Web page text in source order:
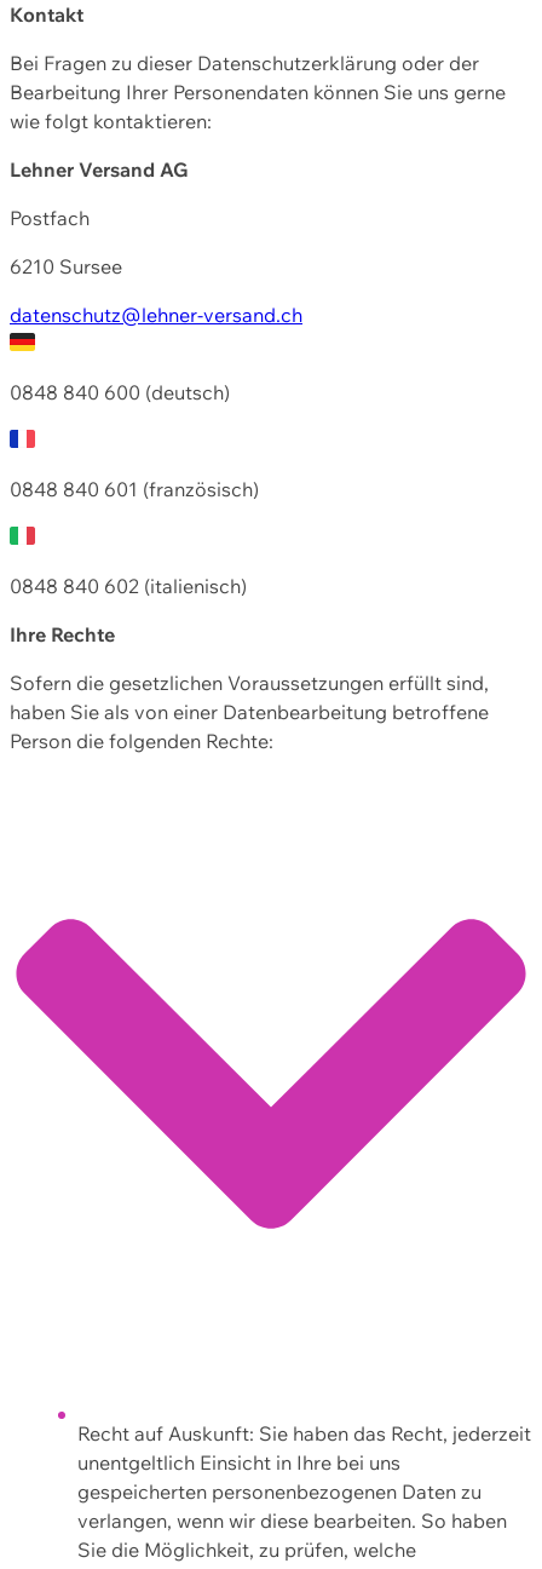
Kontakt
Bei Fragen zu dieser Datenschutzerklärung oder der
Bearbeitung Ihrer Personendaten können Sie uns gerne
wie folgt kontaktieren:
Lehner Versand AG
Postfach
6210 Sursee
datenschutz@lehner-versand.ch
0848 840 600 (deutsch)
0848 840 601 (französisch)
0848 840 602 (italienisch)
Ihre Rechte
Sofern die gesetzlichen Voraussetzungen erfüllt sind,
haben Sie als von einer Datenbearbeitung betroffene
Person die folgenden Rechte:
Recht auf Auskunft: Sie haben das Recht, jederzeit
unentgeltlich Einsicht in Ihre bei uns
gespeicherten personenbezogenen Daten zu
verlangen, wenn wir diese bearbeiten. So haben
Sie die Möglichkeit, zu prüfen, welche